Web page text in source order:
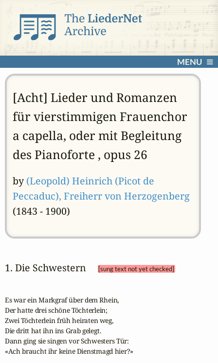
MENU
[Acht] Lieder und Romanzen
für vierstimmigen Frauenchor
a capella, oder mit Begleitung
des Pianoforte , opus 26
by (Leopold) Heinrich (Picot de
Peccaduc), Freiherr von Herzogenberg
(1843 - 1900)
1. Die Schwestern [sung text not yet checked]
Es war ein Markgraf über dem Rhein,
Der hatte drei schöne Töchterlein;
Zwei Töchterlein früh heiraten weg,
Die dritt hat ihn ins Grab gelegt.
Dann ging sie singen vor Schwesters Tür:
«Ach braucht ihr keine Dienstmagd hier?»